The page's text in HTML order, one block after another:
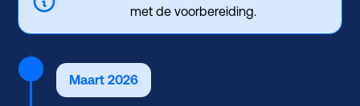
met de voorbereiding.
Maart 2026